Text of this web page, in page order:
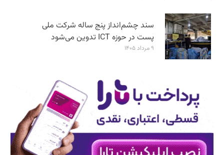
سند چشم‌انداز پنج ساله شرکت ملی
پست در حوزه ICT تدوین می‌شود
۹ مرداد ۱۴۰۵